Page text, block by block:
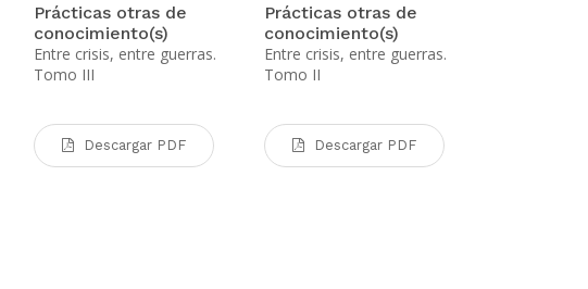
Prácticas otras de
conocimiento(s)
Entre crisis, entre guerras.
Tomo III
Descargar PDF
Prácticas otras de
conocimiento(s)
Entre crisis, entre guerras.
Tomo II
Descargar PDF